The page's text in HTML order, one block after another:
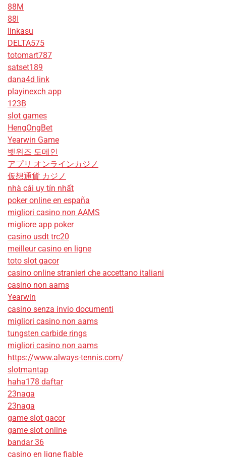
88M
88I
linkasu
DELTA575
totomart787
satset189
dana4d link
playinexch app
123B
slot games
HengOngBet
Yearwin Game
벳위즈 도메인
アプリ オンラインカジノ
仮想通貨 カジノ
nhà cái uy tín nhất
poker online en españa
migliori casino non AAMS
migliore app poker
casino usdt trc20
meilleur casino en ligne
toto slot gacor
casino online stranieri che accettano italiani
casino non aams
Yearwin
casino senza invio documenti
migliori casino non aams
tungsten carbide rings
migliori casino non aams
https://www.always-tennis.com/
slotmantap
haha178 daftar
23naga
23naga
game slot gacor
game slot online
bandar 36
casino en ligne fiable